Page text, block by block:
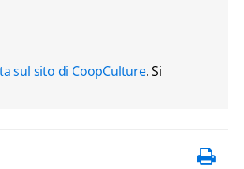
sul sito di CoopCulture. Si